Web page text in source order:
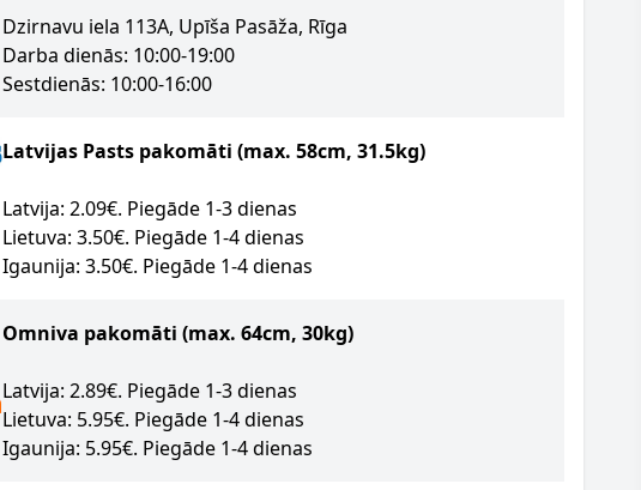
Dzirnavu iela 113A, Upīša Pasāža, Rīga
Darba dienās: 10:00-19:00
Sestdienās: 10:00-16:00
Latvijas Pasts pakomāti (max. 58cm, 31.5kg)
Latvija: 2.09€. Piegāde 1-3 dienas
Lietuva: 3.50€. Piegāde 1-4 dienas
Igaunija: 3.50€. Piegāde 1-4 dienas
Omniva pakomāti (max. 64cm, 30kg)
Latvija: 2.89€. Piegāde 1-3 dienas
Lietuva: 5.95€. Piegāde 1-4 dienas
Igaunija: 5.95€. Piegāde 1-4 dienas